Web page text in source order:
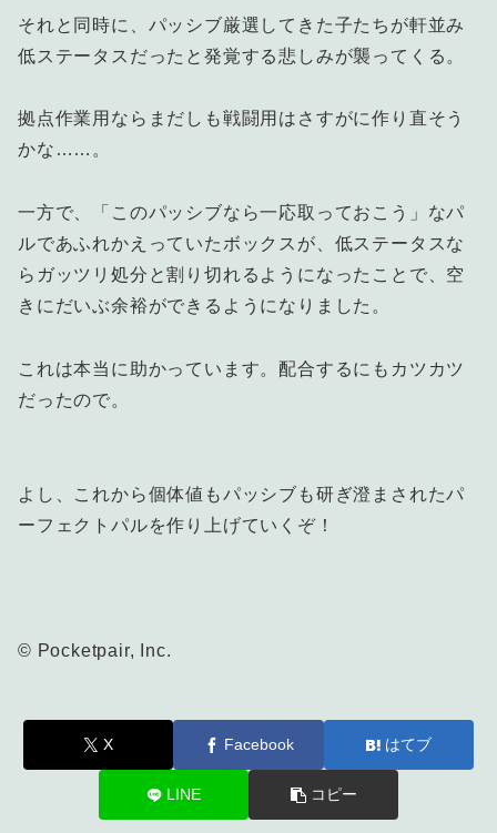
それと同時に、パッシブ厳選してきた子たちが軒並み
低ステータスだったと発覚する悲しみが襲ってくる。
拠点作業用ならまだしも戦闘用はさすがに作り直そう
かな……。
一方で、「このパッシブなら一応取っておこう」なパ
ルであふれかえっていたボックスが、低ステータスな
らガッツリ処分と割り切れるようになったことで、空
きにだいぶ余裕ができるようになりました。
これは本当に助かっています。配合するにもカツカツ
だったので。
よし、これから個体値もパッシブも研ぎ澄まされたパ
ーフェクトパルを作り上げていくぞ！
© Pocketpair, Inc.
X Facebook はてブ
LINE コピー